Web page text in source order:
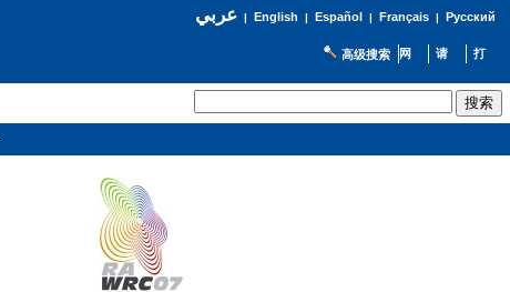
عربي| English | Español | Français| Русский
高级搜索